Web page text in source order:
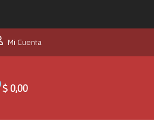
Mi Cuenta
$ 0,00